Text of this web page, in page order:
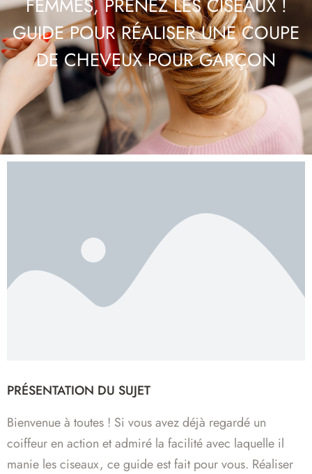
FEMMES, PRENEZ LES CISEAUX !
GUIDE POUR RÉALISER UNE COUPE
DE CHEVEUX POUR GARÇON
PRÉSENTATION DU SUJET
Bienvenue à toutes ! Si vous avez déjà regardé un
coiffeur en action et admiré la facilité avec laquelle il
manie les ciseaux, ce guide est fait pour vous. Réaliser